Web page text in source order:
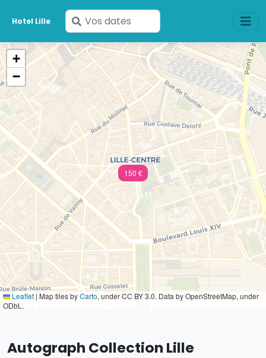
Hotel Lille
Saisissez
vos
dates
150 €
+
−
Leaflet | Map tiles byCarto, under CC BY 3.0. Data by OpenStreetMap, under
ODbL.
Autograph Collection Lille